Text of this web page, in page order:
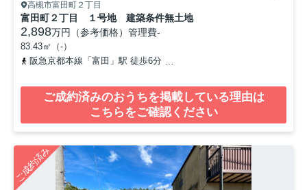
高槻市富田町２丁目
富田町２丁目 １号地 建築条件無土地
2,898万円（参考価格） 管理費-
83.43㎡（-）
阪急京都本線「富田」駅 徒歩6分
ご成約済みのおうちを掲載している理由は
こちらをご確認ください
ご成約済み